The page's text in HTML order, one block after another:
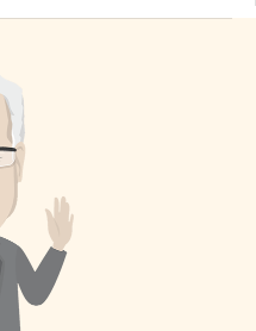
Franco-Ontarien?’’ ‘’C’est
quelqu’un qui connaît Omer
Deslauriers’’. Aujourd’hui, la
réponse serait ‘’C’est quelqu’un
qui connaît Jeanne
Sabourin!’’», a souligné avec
humour Rolande Smith. «Ce
prix vous est remis pour
célébrer votre engagement dans
la vie communautaire en